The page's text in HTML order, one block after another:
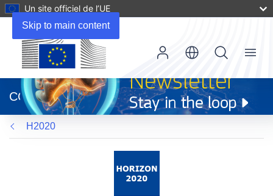
Skip to main content
Un site officiel de l’UE
dans
une
nouvelle
fenêtre)
CORDIS
Menu
H2020